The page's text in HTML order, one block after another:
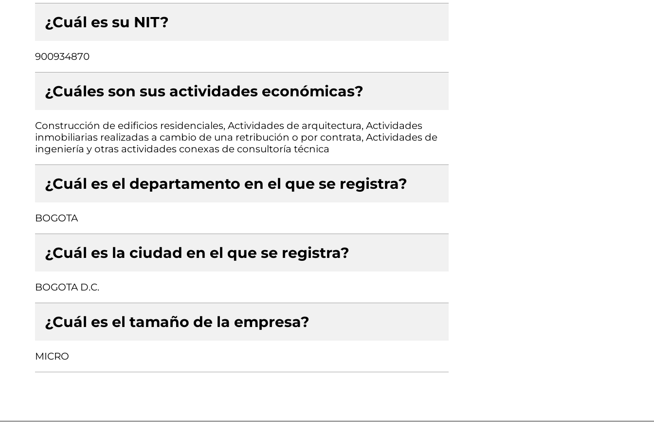
¿Cuál es su NIT?
900934870
¿Cuáles son sus actividades económicas?
Construcción de edificios residenciales, Actividades de arquitectura, Actividades
inmobiliarias realizadas a cambio de una retribución o por contrata, Actividades de
ingeniería y otras actividades conexas de consultoría técnica
¿Cuál es el departamento en el que se registra?
BOGOTA
¿Cuál es la ciudad en el que se registra?
BOGOTA D.C.
¿Cuál es el tamaño de la empresa?
MICRO